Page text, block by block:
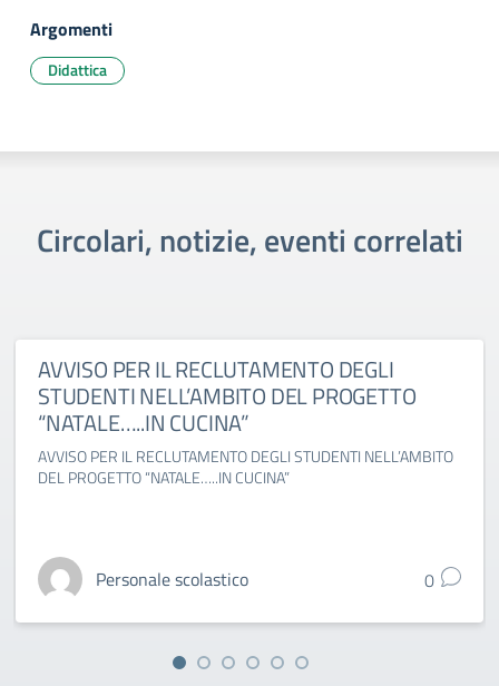
Argomenti
Didattica
Circolari, notizie, eventi correlati
AVVISO PER IL RECLUTAMENTO DEGLI
STUDENTI NELL’AMBITO DEL PROGETTO
“NATALE…..IN CUCINA”
AVVISO PER IL RECLUTAMENTO DEGLI STUDENTI NELL’AMBITO
DEL PROGETTO “NATALE…..IN CUCINA”
Personale scolastico 0